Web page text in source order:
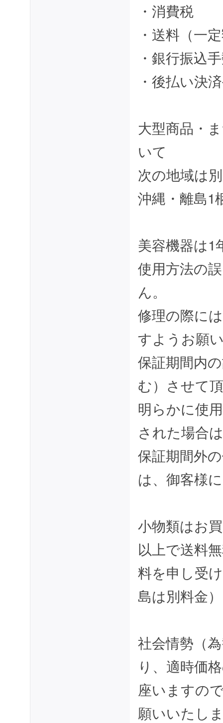
・消費税
・送料（一
・銀行振込
・後払い決
大型商品・
いて
次の地域は
沖縄・離島1
美容機器は1
使用方法の
ん。
修理の際に
すようお願
保証期間内
む）させて
明らかに使
された場合
保証期間外
は、御客様
小物類はお
以上で送料
料を申し受
島は別料金）
社会情勢（
り、適時価
座いますの
願いいたし